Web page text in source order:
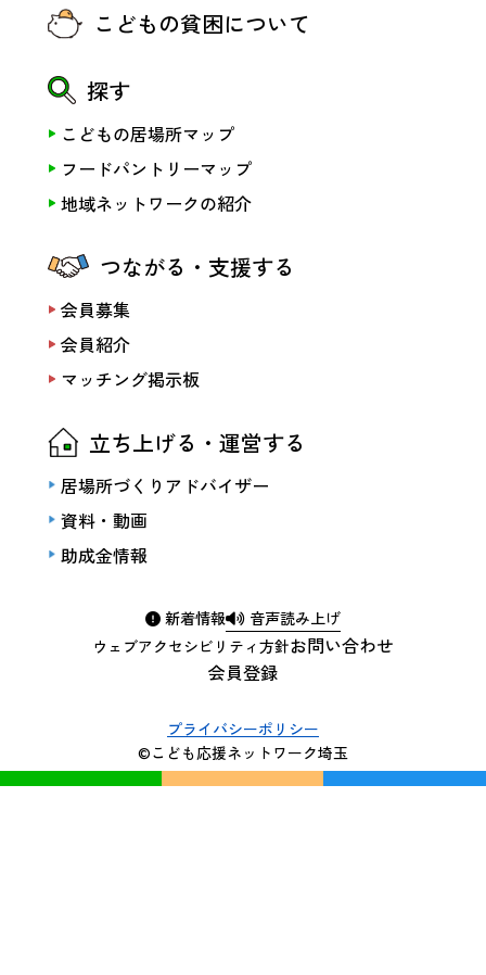
新着情報 音声読み上げ
会員登録
お問い合わせ
ウェブアクセシビリティ方針
こどもの貧困について
探す
こどもの居場所マップ
フードパントリーマップ
地域ネットワークの紹介
つながる・支援する
会員募集
会員紹介
マッチング掲示板
立ち上げる・運営する
居場所づくりアドバイザー
資料・動画
助成金情報
プライバシーポリシー
©こども応援ネットワーク埼玉